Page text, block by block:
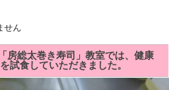
せん
房総太巻き寿司」教室では、健康
試食していただきました。